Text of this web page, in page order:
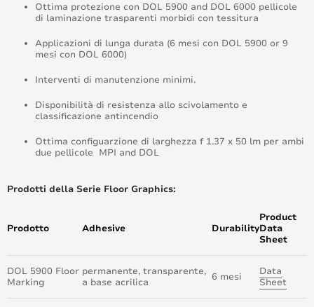
Ottima protezione con DOL 5900 and DOL 6000 pellicole
di laminazione trasparenti morbidi con tessitura
Applicazioni di lunga durata (6 mesi con DOL 5900 or 9
mesi con DOL 6000)
Interventi di manutenzione minimi.
Disponibilità di resistenza allo scivolamento e
classificazione antincendio
Ottima configuarzione di larghezza f 1.37 x 50 lm per ambi
due pellicole MPI and DOL
Prodotti della Serie Floor Graphics:
Prodotto Adhesive Durability
Product
Data
Sheet
DOL 5900 Floor
Marking
permanente, transparente,
a base acrilica
6 mesi
Data
Sheet